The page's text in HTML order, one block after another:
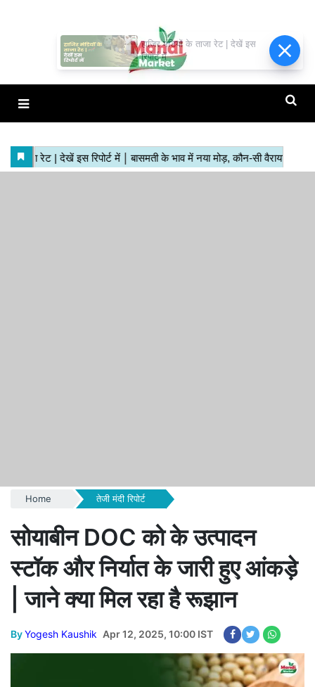
Home तेजी मंदी रिपोर्ट
सोयाबीन DOC को के उत्पादन
स्टॉक और निर्यात के जारी हुए आंकड़े
| जाने क्या मिल रहा है रूझान
ByYogesh Kaushik Apr 12, 2025, 10:00 IST
हाजिर मंडियों के ताजा रेट | देखें इस
रिपोर्ट में